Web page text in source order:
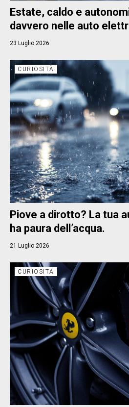
Estate, caldo e
davvero nelle auto
23 Luglio 2026
CURIOSITÀ
Piove a dirotto? La tua
ha paura dell’acqua.
21 Luglio 2026
CURIOSITÀ